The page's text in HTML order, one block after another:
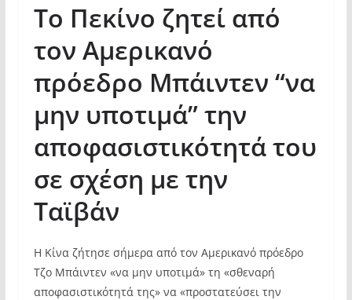
Το Πεκίνο ζητεί από
τον Αμερικανό
πρόεδρο Μπάιντεν “να
μην υποτιμά” την
αποφασιστικότητά του
σε σχέση με την
Ταϊβάν
Η Κίνα ζήτησε σήμερα από τον Αμερικανό πρόεδρο
Τζο Μπάιντεν «να μην υποτιμά» τη «σθεναρή
αποφασιστικότητά της» να «προστατεύσει την